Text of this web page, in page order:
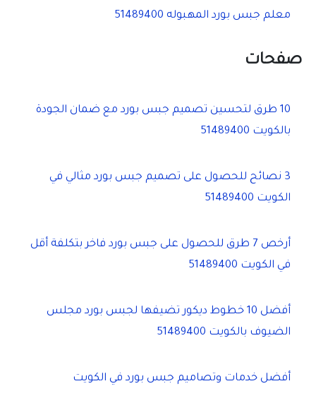
معلم جبس بورد المهبوله 51489400
صفحات
10 طرق لتحسين تصميم جبس بورد مع ضمان الجودة
بالكويت 51489400
3 نصائح للحصول على تصميم جبس بورد مثالي في
الكويت 51489400
أرخص 7 طرق للحصول على جبس بورد فاخر بتكلفة أقل
في الكويت 51489400
أفضل 10 خطوط ديكور تضيفها لجبس بورد مجلس
الضيوف بالكويت 51489400
أفضل خدمات وتصاميم جبس بورد في الكويت